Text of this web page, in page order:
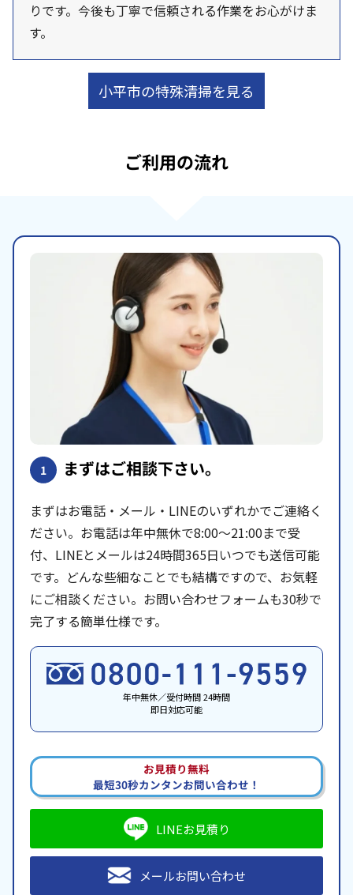
りです。今後も丁寧で信頼される作業をお心がけま
す。
小平市の特殊清掃を見る
ご利用の流れ
1 まずはご相談下さい。
まずはお電話・メール・LINEのいずれかでご連絡く
ださい。お電話は年中無休で8:00〜21:00まで受
付、LINEとメールは24時間365日いつでも送信可能
です。どんな些細なことでも結構ですので、お気軽
にご相談ください。お問い合わせフォームも30秒で
完了する簡単仕様です。
年中無休／受付時間 24時間
即日対応可能
お見積り無料
最短30秒カンタンお問い合わせ！
LINEお見積り
メールお問い合わせ